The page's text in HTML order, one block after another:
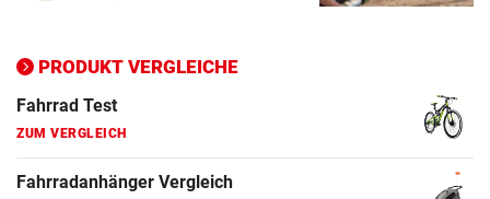
PRODUKT VERGLEICHE
ZUM VERGLEICH
Fahrrad Test
ZUM VERGLEICH
Fahrradanhänger Vergleich